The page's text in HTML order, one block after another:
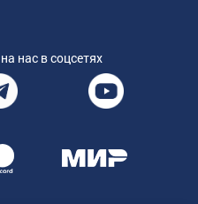
нас в соцсетях